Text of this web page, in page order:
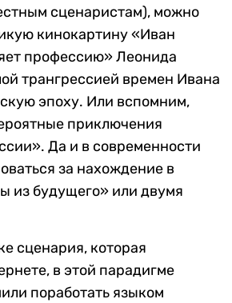
сценаристам), можно
кинокартину «Иван
профессию» Леонида
трангрессией времен Ивана
эпоху. Или вспомним,
приключения
Да и в современности
за нахождение в
из будущего» или двумя
сценария, которая
в этой парадигме
поработать языком